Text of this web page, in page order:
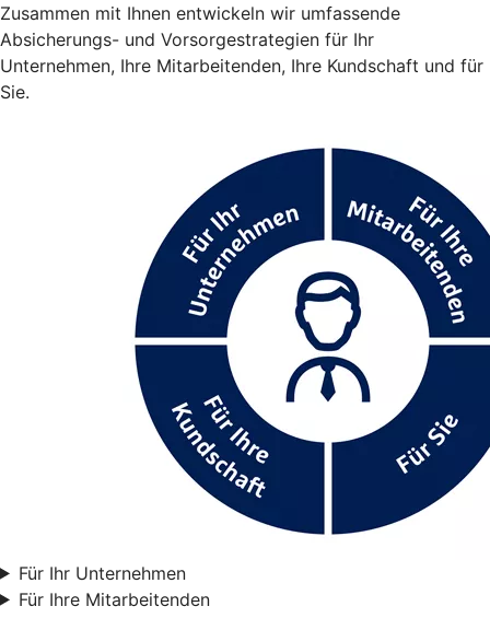
Zusammen mit Ihnen entwickeln wir umfassende
Absicherungs- und Vorsorgestrategien für Ihr
Unternehmen, Ihre Mitarbeitenden, Ihre Kundschaft und für
Sie.
Für Ihr Unternehmen
Für Ihre Mitarbeitenden